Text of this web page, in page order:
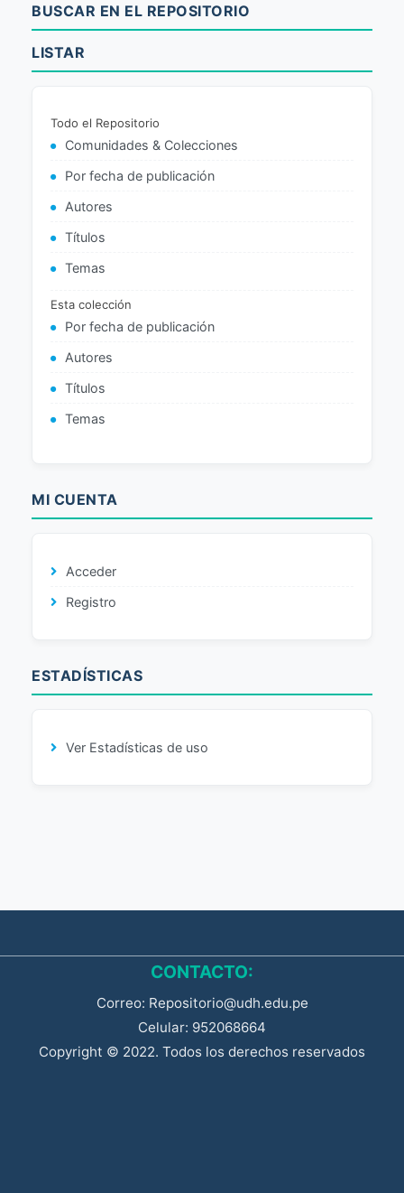
BUSCAR EN EL REPOSITORIO
LISTAR
Todo el Repositorio
Comunidades & Colecciones
Por fecha de publicación
Autores
Títulos
Temas
Esta colección
Por fecha de publicación
Autores
Títulos
Temas
MI CUENTA
Acceder
Registro
ESTADÍSTICAS
Ver Estadísticas de uso
CONTACTO:
Correo: Repositorio@udh.edu.pe
Celular: 952068664
Copyright © 2022. Todos los derechos reservados